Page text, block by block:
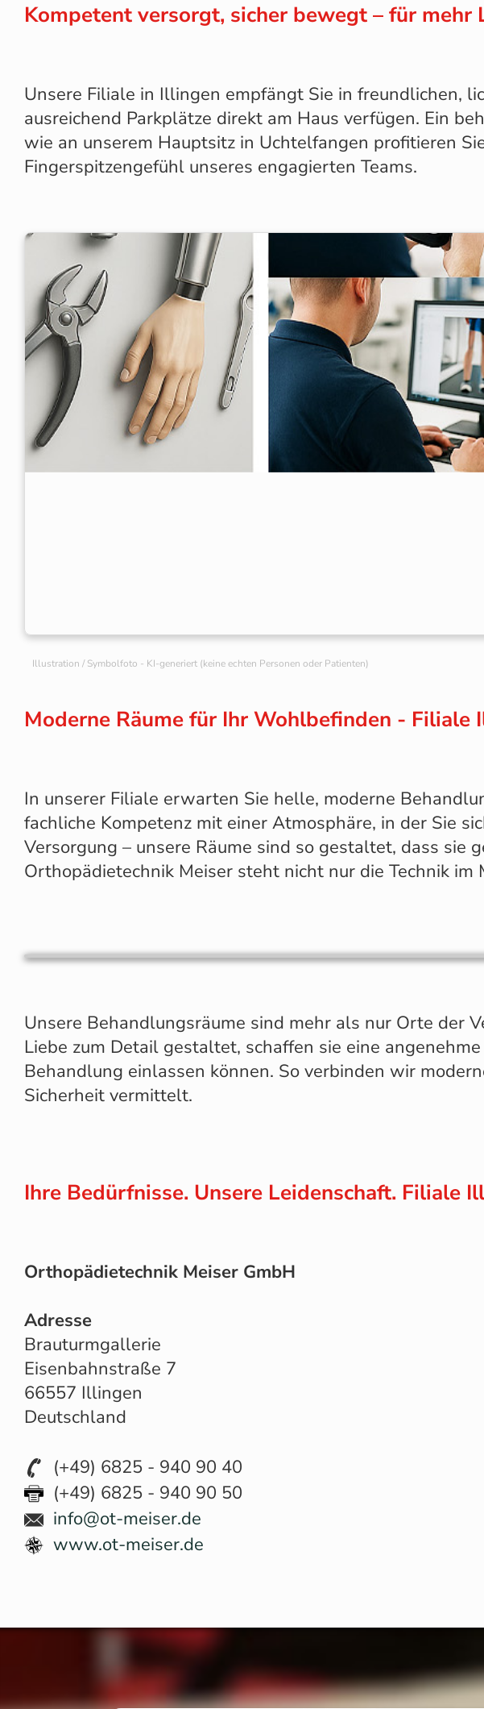
Kompetent versorgt, sicher bewegt – für mehr
Unsere Filiale in Illingen empfängt Sie in freundlichen,
ausreichend Parkplätze direkt am Haus verfügen. Ein
wie an unserem Hauptsitz in Uchtelfangen profitieren
Fingerspitzengefühl unseres engagierten Teams.
Illustration / Symbolfoto - KI-generiert (keine echten Personen oder Patienten)
Moderne Räume für Ihr Wohlbefinden - Filiale
In unserer Filiale erwarten Sie helle, moderne
fachliche Kompetenz mit einer Atmosphäre, in der Sie
Versorgung – unsere Räume sind so gestaltet, dass sie
Orthopädietechnik Meiser steht nicht nur die Technik
Unsere Behandlungsräume sind mehr als nur Orte der
Liebe zum Detail gestaltet, schaffen sie eine
Behandlung einlassen können. So verbinden wir
Sicherheit vermittelt.
Ihre Bedürfnisse. Unsere Leidenschaft. Filiale
Orthopädietechnik Meiser GmbH
Adresse
Brauturmgallerie
Eisenbahnstraße 7
66557 Illingen
Deutschland
(+49) 6825 - 940 90 40
(+49) 6825 - 940 90 50
info@ot-meiser.de
www.ot-meiser.de